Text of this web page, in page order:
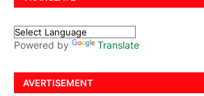
Powered by Translate
AVERTISEMENT